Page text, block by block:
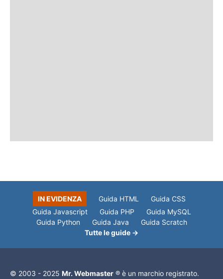
IN EVIDENZA Guida HTML
Guida CSS
Guida Javascript
Guida PHP
Guida MySQL
Guida Python
Guida Java
Guida Scratch
Tutte le guide →
© 2003 - 2025 Mr. Webmaster ® è un marchio registrato.